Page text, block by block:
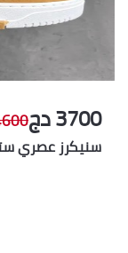
3700 دج 4600
سنيكرز عصري